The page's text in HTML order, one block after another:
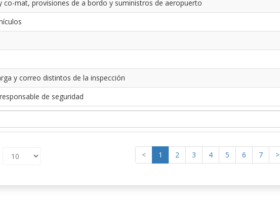
co-mat, provisiones de a bordo y suministros de aeropuerto
y correo distintos de la inspección
de seguridad
< 1 2 3 4 5 6 7 >